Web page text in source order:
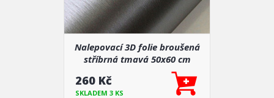
Nalepovací 3D folie broušená
stříbrná tmavá 50x60 cm
260 Kč
SKLADEM 3 KS